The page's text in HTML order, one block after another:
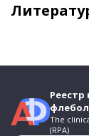
Реестр
The
(RPA)